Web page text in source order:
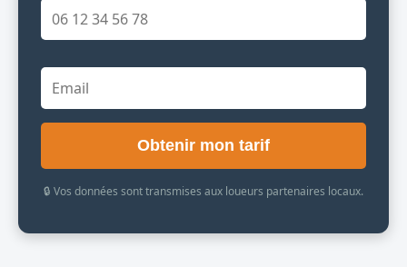
Obtenir mon tarif
🔒 Vos données sont transmises aux loueurs partenaires locaux.